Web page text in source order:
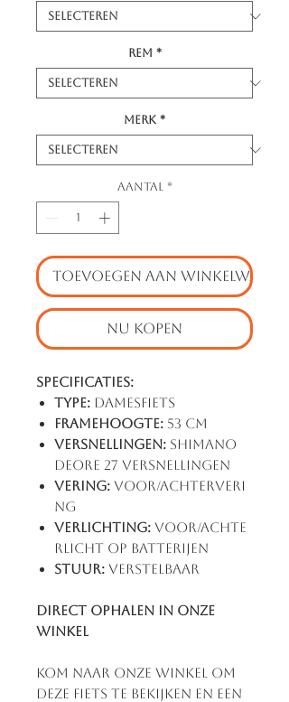
Rem *
Merk *
Aantal *
TOEVOEGEN AAN WINKELWAGEN
NU KOPEN
Specificaties:
Type: Damesfiets
Framehoogte: 53 cm
Versnellingen: Shimano
Deore 27 Versnellingen
Vering: Voor/achterveri
ng
Verlichting: Voor/achte
rlicht op Batterijen
Stuur: Verstelbaar
Direct ophalen in onze
winkel
Kom naar onze winkel om
deze fiets te bekijken en een